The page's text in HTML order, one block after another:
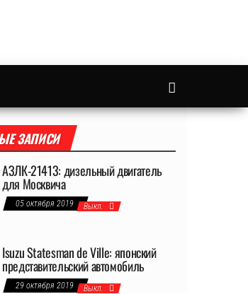
ЗАПИСИ
АЗЛК-21413: дизельный двигатель
для Москвича
05 октября 2019 Выкл.
Isuzu Statesman de Ville: японский
представительский автомобиль
29 октября 2019 Выкл.